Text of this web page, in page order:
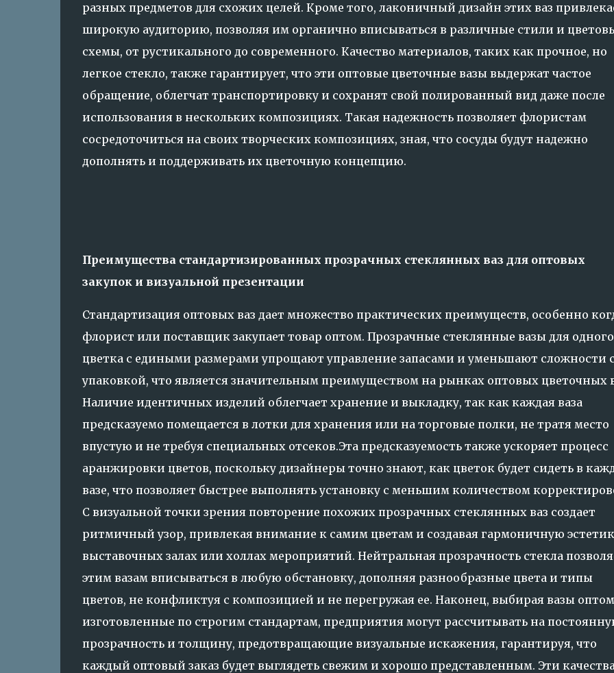
разных предметов для схожих целей. Кроме того, лаконичный дизайн этих ваз
широкую аудиторию, позволяя им органично вписываться в различные стили и
схемы, от рустикального до современного. Качество материалов, таких как прочное, но
легкое стекло, также гарантирует, что эти оптовые цветочные вазы выдержат частое
обращение, облегчат транспортировку и сохранят свой полированный вид даже после
использования в нескольких композициях. Такая надежность позволяет флористам
сосредоточиться на своих творческих композициях, зная, что сосуды будут надежно
дополнять и поддерживать их цветочную концепцию.
Преимущества стандартизированных прозрачных стеклянных ваз для оптовых
закупок и визуальной презентации
Стандартизация оптовых ваз дает множество практических преимуществ, особенно
флорист или поставщик закупает товар оптом. Прозрачные стеклянные вазы для одного
цветка с едиными размерами упрощают управление запасами и уменьшают сложности с
упаковкой, что является значительным преимуществом на рынках оптовых цветочных
Наличие идентичных изделий облегчает хранение и выкладку, так как каждая ваза
предсказуемо помещается в лотки для хранения или на торговые полки, не тратя место
впустую и не требуя специальных отсеков.Эта предсказуемость также ускоряет процесс
аранжировки цветов, поскольку дизайнеры точно знают, как цветок будет сидеть в
вазе, что позволяет быстрее выполнять установку с меньшим количеством
С визуальной точки зрения повторение похожих прозрачных стеклянных ваз создает
ритмичный узор, привлекая внимание к самим цветам и создавая гармоничную
выставочных залах или холлах мероприятий. Нейтральная прозрачность стекла
этим вазам вписываться в любую обстановку, дополняя разнообразные цвета и типы
цветов, не конфликтуя с композицией и не перегружая ее. Наконец, выбирая вазы
изготовленные по строгим стандартам, предприятия могут рассчитывать на
прозрачность и толщину, предотвращающие визуальные искажения, гарантируя, что
каждый оптовый заказ будет выглядеть свежим и хорошо представленным. Эти